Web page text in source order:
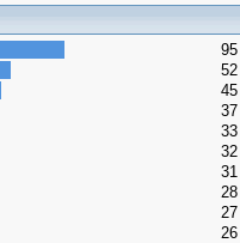
95
52
45
37
33
32
31
28
27
26